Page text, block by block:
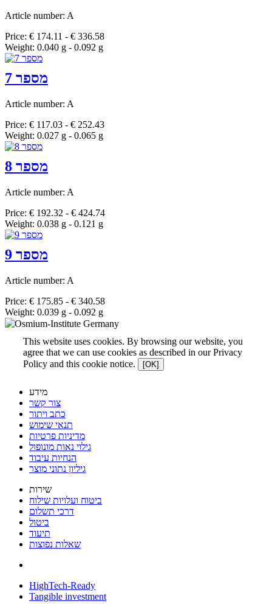
Article number: A
Price: € 174.11 - € 336.58
Weight: 0.040 g - 0.092 g
מספר 7
Article number: A
Price: € 117.03 - € 252.43
Weight: 0.027 g - 0.065 g
מספר 8
Article number: A
Price: € 192.32 - € 424.74
Weight: 0.038 g - 0.121 g
מספר 9
Article number: A
Price: € 175.85 - € 340.58
Weight: 0.039 g - 0.092 g
This website uses cookies. By browsing our website, you
agree that we can use cookies as described in our Privacy
Policy and this cookie notice.
[OK]
מידע
צור קשר
כתב ויתור
תנאי שימוש
מדיניות פרטיות
גילוי נאות מונופול
הנחיות עיבוד
גיליון נתוני מוצר
שירות
ביטוח ועלויות שילוח
דרכי תשלום
ביטול
תיעוד
שאלות נפוצות
HighTech-Ready
Tangible investment